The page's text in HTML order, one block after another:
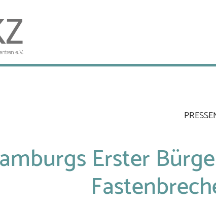
Erster